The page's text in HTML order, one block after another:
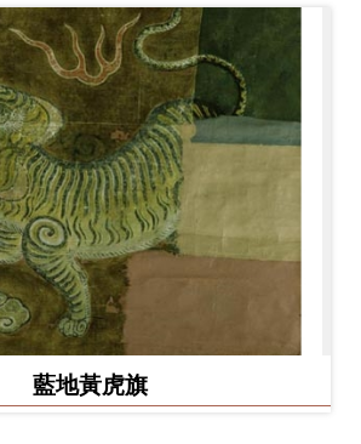
藍地黃虎旗